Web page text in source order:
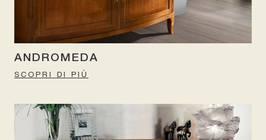
ANDROMEDA
SCOPRI DI PIÙ